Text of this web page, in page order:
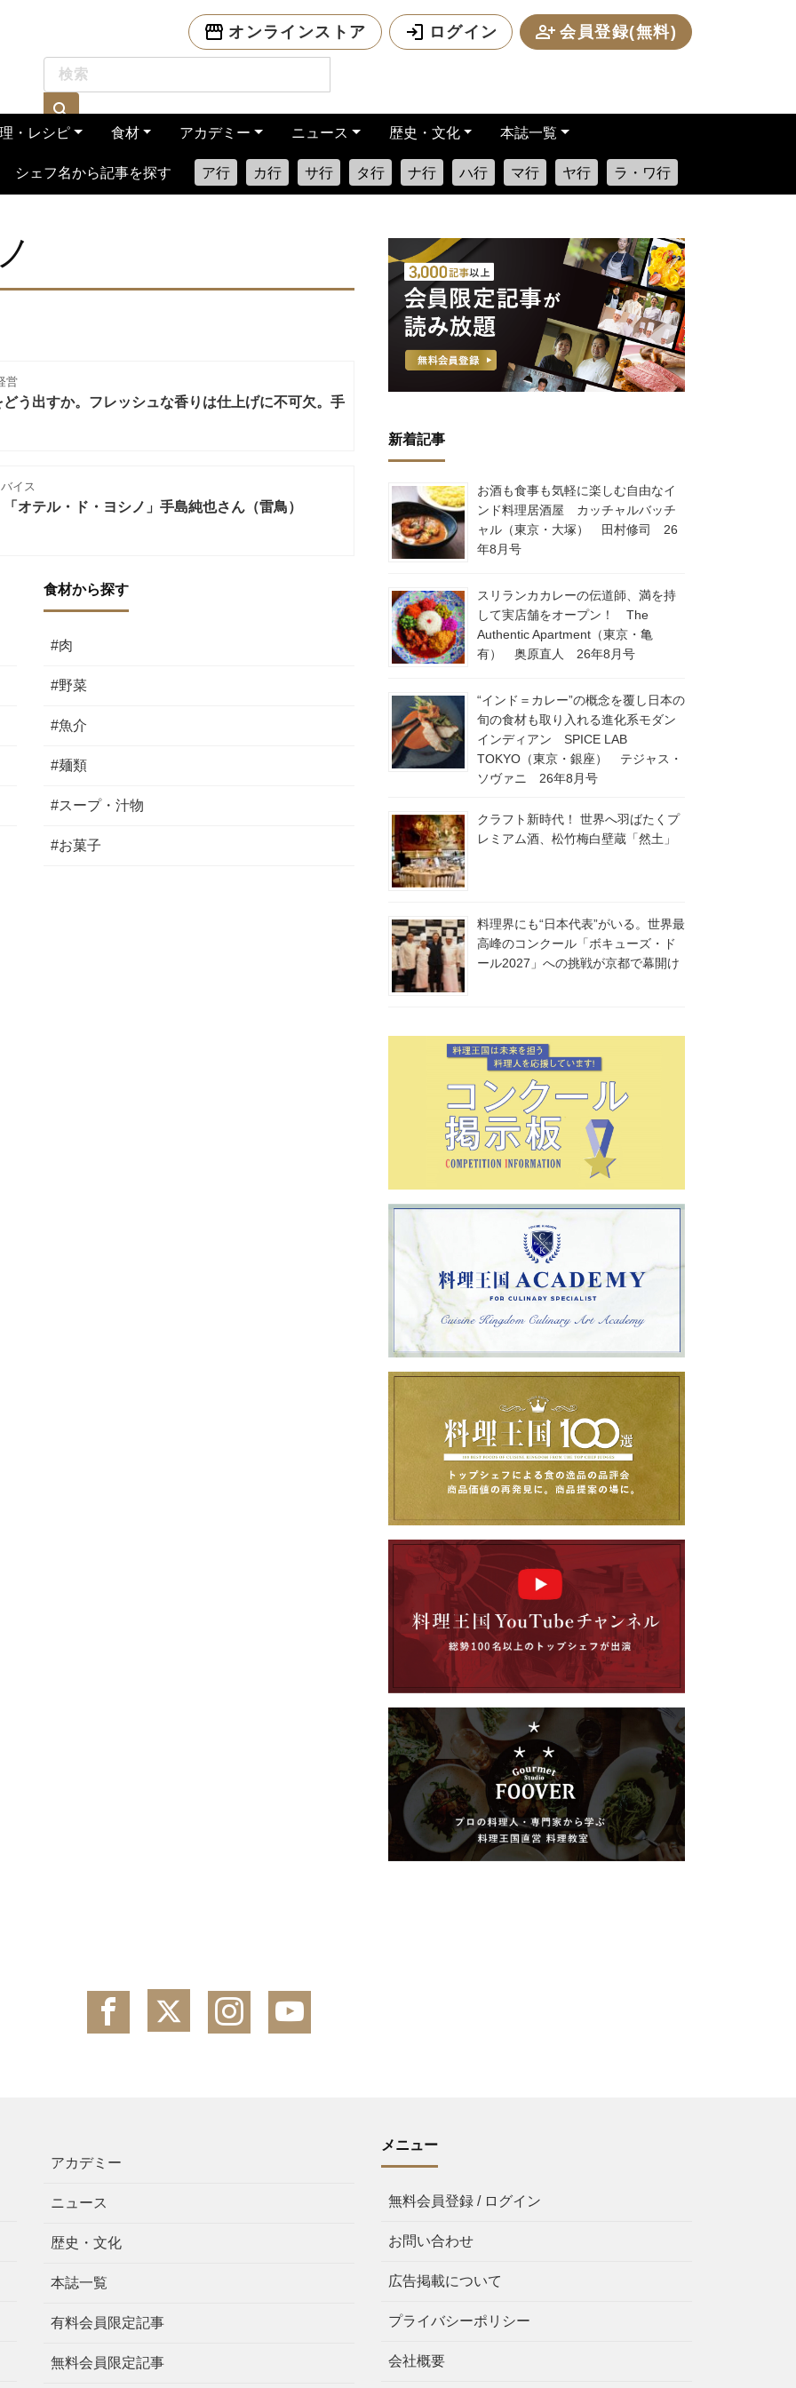
オンラインストア ログイン 会員登録(無料)
・レシピ 食材 アカデミー ニュース 歴史・文化 本誌一覧
シェフ名から記事を探す ア行 カ行 サ行 タ行 ナ行 ハ行 マ行 ヤ行 ラ・ワ行
営
う出すか。フレッシュな香りは仕上げに不可欠。手
イス
オテル・ド・ヨシノ」手島純也さん（雷鳥）
食材から探す
#肉
#野菜
#魚介
#麺類
#スープ・汁物
#お菓子
新着記事
お酒も食事も気軽に楽しむ自由なイ
ンド料理居酒屋 カッチャルバッチ
ャル（東京・大塚） 田村修司 26
年8月号
スリランカカレーの伝道師、満を持
して実店舗をオープン！ The
Authentic Apartment（東京・亀
有） 奥原直人 26年8月号
“インド＝カレー”の概念を覆し日本の
旬の食材も取り入れる進化系モダン
インディアン SPICE LAB
TOKYO（東京・銀座） テジャス・
ソヴァニ 26年8月号
クラフト新時代！ 世界へ羽ばたくプ
レミアム酒、松竹梅白壁蔵「然土」
料理界にも“日本代表”がいる。世界最
高峰のコンクール「ボキューズ・ド
ール2027」への挑戦が京都で幕開け
アカデミー
ニュース
歴史・文化
本誌一覧
有料会員限定記事
無料会員限定記事
メニュー
無料会員登録 / ログイン
お問い合わせ
広告掲載について
プライバシーポリシー
会社概要